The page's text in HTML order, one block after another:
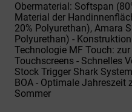
Obermaterial: Softspan
Material der
20% Polyurethan), Amara
Polyurethan) -
Technologie MF Touch:
Touchscreens - Schnelles
Stock Trigger Shark
BOA - Optimale Jahreszeit
Sommer